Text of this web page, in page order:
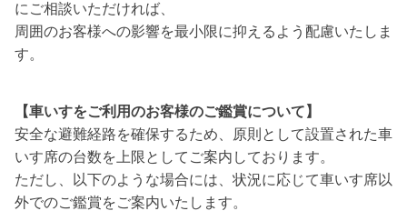
にご相談いただければ、
周囲のお客様への影響を最小限に抑えるよう配慮いたしま
す。
【車いすをご利用のお客様のご鑑賞について】
安全な避難経路を確保するため、原則として設置された車
いす席の台数を上限としてご案内しております。
ただし、以下のような場合には、状況に応じて車いす席以
外でのご鑑賞をご案内いたします。